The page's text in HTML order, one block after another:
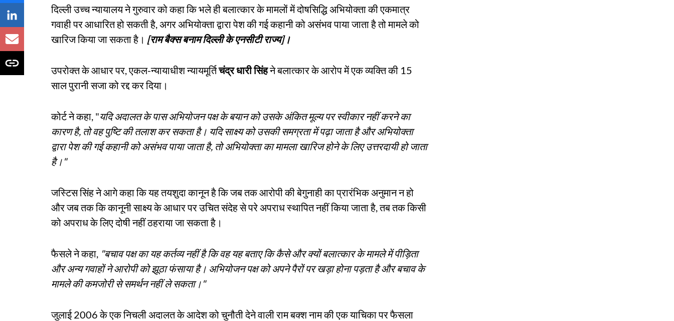
दिल्ली उच्च न्यायालय ने गुरुवार को कहा कि भले ही बलात्कार के मामलों में दोषसिद्धि अभियोक्ता की एकमात्र
गवाही पर आधारित हो सकती है, अगर अभियोक्ता द्वारा पेश की गई कहानी को असंभव पाया जाता है तो मामले को
खारिज किया जा सकता है। [राम बैक्स बनाम दिल्ली के एनसीटी राज्य]।
उपरोक्त के आधार पर, एकल-न्यायाधीश न्यायमूर्तिचंद्र धारी सिंहने बलात्कार के आरोप में एक व्यक्ति की 15
साल पुरानी सजा को रद्द कर दिया।
कोर्ट ने कहा, "यदि अदालत के पास अभियोजन पक्ष के बयान को उसके अंकित मूल्य पर स्वीकार नहीं करने का
कारण है, तो वह पुष्टि की तलाश कर सकता है। यदि साक्ष्य को उसकी समग्रता में पढ़ा जाता है और अभियोक्ता
द्वारा पेश की गई कहानी को असंभव पाया जाता है, तो अभियोक्ता का मामला खारिज होने के लिए उत्तरदायी हो जाता
है।"
जस्टिस सिंह ने आगे कहा कि यह तयशुदा कानून है कि जब तक आरोपी की बेगुनाही का प्रारंभिक अनुमान न हो
और जब तक कि कानूनी साक्ष्य के आधार पर उचित संदेह से परे अपराध स्थापित नहीं किया जाता है, तब तक किसी
को अपराध के लिए दोषी नहीं ठहराया जा सकता है।
फैसले ने कहा, "बचाव पक्ष का यह कर्तव्य नहीं है कि वह यह बताए कि कैसे और क्यों बलात्कार के मामले में पीड़िता
और अन्य गवाहों ने आरोपी को झूठा फंसाया है। अभियोजन पक्ष को अपने पैरों पर खड़ा होना पड़ता है और बचाव के
मामले की कमजोरी से समर्थन नहीं ले सकता।"
जुलाई 2006 के एक निचली अदालत के आदेश को चुनौती देने वाली राम बक्श नाम की एक याचिका पर फैसला